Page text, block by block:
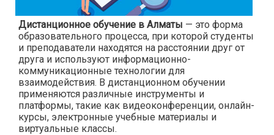
Дистанционное обучение в Алматы — это форма
образовательного процесса, при которой студенты
и преподаватели находятся на расстоянии друг от
друга и используют информационно-
коммуникационные технологии для
взаимодействия. В дистанционном обучении
применяются различные инструменты и
платформы, такие как видеоконференции, онлайн-
курсы, электронные учебные материалы и
виртуальные классы.